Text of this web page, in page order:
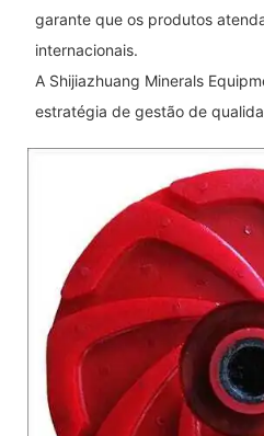
garante que os produtos
internacionais.
A Shijiazhuang Minerals
estratégia de gestão de